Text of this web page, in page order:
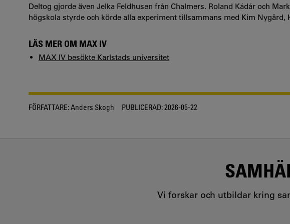
Deltog gjorde även Jelka Feldhusen från Chalmers. Roland Kádár och
högskola styrde och körde alla experiment tillsammans med Kim Nygård,
LÄS MER OM MAX IV
MAX IV besökte Karlstads universitet
FÖRFATTARE:Anders Skogh PUBLICERAD:2026-05-22
Vi forskar och utbildar kring